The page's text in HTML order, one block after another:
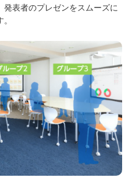
表者のプレゼンをスムーズに